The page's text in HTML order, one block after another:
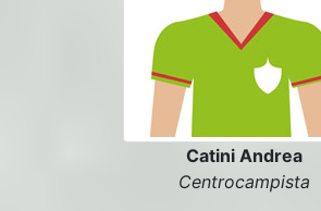
Catini Andrea
Centrocampista